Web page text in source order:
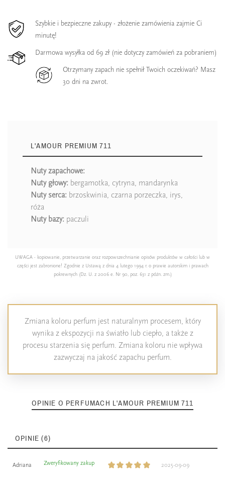
Szybkie i bezpieczne zakupy - złożenie zamówienia zajmie Ci
minutę!
Darmowa wysyłka od 69 zł (nie dotyczy zamówień za pobraniem)
Otrzymany zapach nie spełnił Twoich oczekiwań? Masz
30 dni na zwrot.
L'AMOUR PREMIUM 711
Nuty zapachowe:
Nuty głowy: bergamotka, cytryna, mandarynka
Nuty serca: brzoskwinia, czarna porzeczka, irys,
róża
Nuty bazy: paczuli
UWAGA - kopiowanie, przetwarzanie oraz rozpowszechnianie opisów produktów w całości lub w
części jest zabronione! Zgodnie z Ustawą z dnia 4 lutego 1994 r. o prawie autorskim i prawach
pokrewnych (Dz. U. z 2006 e. Nr 90, poz. 631 z późn. zm.)
Zmiana koloru perfum jest naturalnym procesem, który
wynika z ekspozycji na światło lub ciepło, a także z
procesu starzenia się perfum. Zmiana koloru nie wpływa
zazwyczaj na jakość zapachu perfum.
OPINIE O PERFUMACH L'AMOUR PREMIUM 711
OPINIE (6)
Adriana Zweryfikowany zakup 2025-09-09